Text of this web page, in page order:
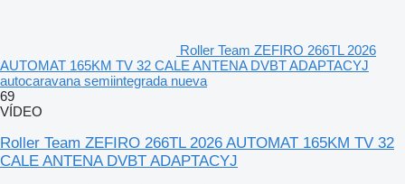
Roller Team ZEFIRO 266TL 2026
AUTOMAT 165KM TV 32 CALE ANTENA DVBT ADAPTACYJ
autocaravana semiintegrada nueva
69
VÍDEO
Roller Team ZEFIRO 266TL 2026 AUTOMAT 165KM TV 32
CALE ANTENA DVBT ADAPTACYJ